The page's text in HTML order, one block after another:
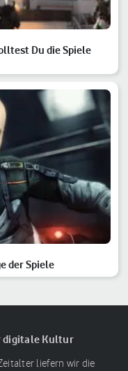
Du die Spiele
der Spiele
digitale Kultur
liefern wir die